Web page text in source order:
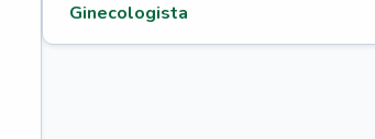
Ginecologista